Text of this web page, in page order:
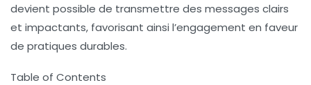
devient possible de transmettre des messages clairs
et impactants, favorisant ainsi l’engagement en faveur
de pratiques durables.
Table of Contents